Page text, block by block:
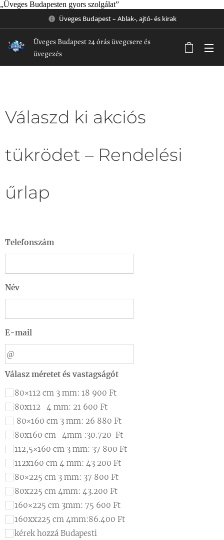
„Üveges Budapesten gyors szolgálat”
Üveges Budapest – Ablak-, ajtó- és kirak
Üveges Budapest 24 órás üvegcsere és
üvegezés
Válaszd ki akciós
tükrödet – Rendelési
űrlap
Telefonszám
Név
E-mail
Válasz méretet és vastagságót
80×112 cm 3 mm: 18 900 Ft
80x112 4 mm: 21 600 Ft
80×160 cm 3 mm: 26 880 Ft
80x160 cm 4mm :30.720 Ft
112,5×160 cm 3 mm: 37 800 Ft
112x160 cm 4 mm: 43 200 Ft
80×225 cm 3 mm: 37 800 Ft
80x225 cm 4mm: 43.200 Ft
160×225 cm 3mm: 75 600 Ft
160xx225 cm 4mm:86.400 Ft
kérek hozzá Budapesti